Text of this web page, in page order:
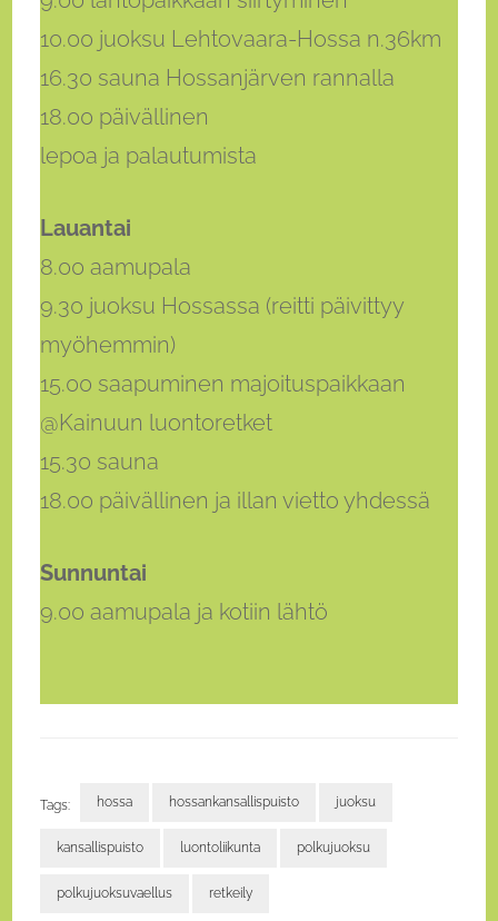
10.00 juoksu Lehtovaara-Hossa n.36km
16.30 sauna Hossanjärven rannalla
18.00 päivällinen
lepoa ja palautumista
Lauantai
8.00 aamupala
9.30 juoksu Hossassa (reitti päivittyy
myöhemmin)
15.00 saapuminen majoituspaikkaan
@Kainuun luontoretket
15.30 sauna
18.00 päivällinen ja illan vietto yhdessä
Sunnuntai
9.00 aamupala ja kotiin lähtö
Tags: hossa hossankansallispuisto juoksu
kansallispuisto luontoliikunta polkujuoksu
polkujuoksuvaellus retkeily